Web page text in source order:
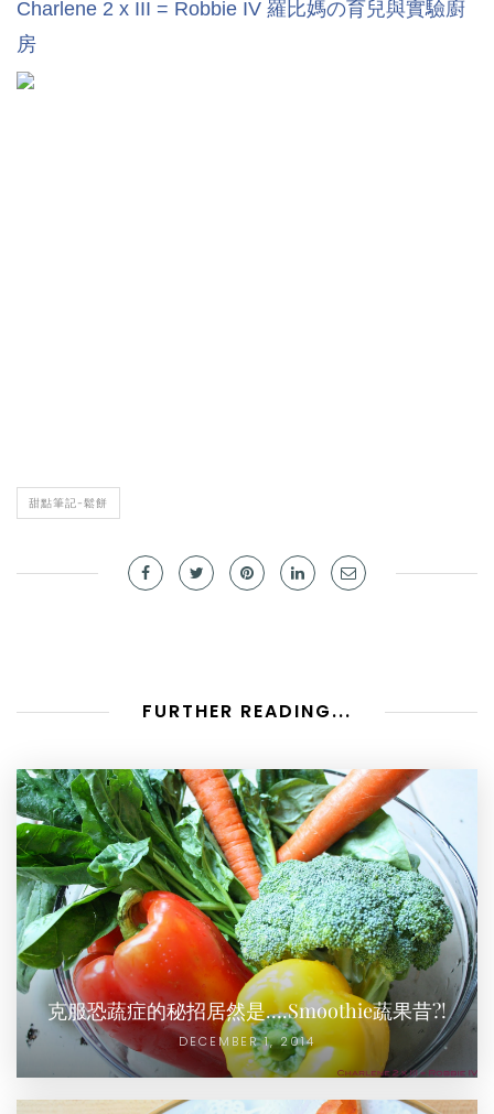
Charlene 2 x III = Robbie IV 羅比媽の育兒與實驗廚
房
甜點筆記-鬆餅
FURTHER READING...
克服恐蔬症的秘招居然是….Smoothie蔬果昔?!
DECEMBER 1, 2014